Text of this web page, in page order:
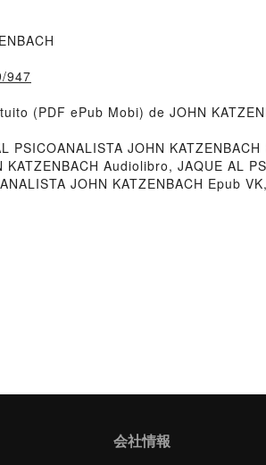
947
(PDF ePub Mobi) de JOHN
PSICOANALISTA JOHN
Audiolibro, JAQUE AL
JOHN KATZENBACH Epub
会社情報